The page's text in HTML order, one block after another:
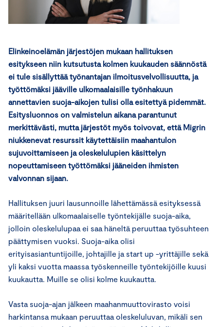
Elinkeinoelämän järjestöjen mukaan hallituksen
esitykseen niin kutsutusta kolmen kuukauden säännöstä
ei tule sisällyttää työnantajan ilmoitusvelvollisuutta, ja
työttömäksi jääville ulkomaalaisille työnhakuun
annettavien suoja-aikojen tulisi olla esitettyä pidemmät.
Esitysluonnos on valmistelun aikana parantunut
merkittävästi, mutta järjestöt myös toivovat, että Migrin
niukkenevat resurssit käytettäisiin maahantulon
sujuvoittamiseen ja oleskelulupien käsittelyn
nopeuttamiseen työttömäksi jääneiden ihmisten
valvonnan sijaan.
Hallituksen juuri lausunnoille lähettämässä esityksessä
määritellään ulkomaalaiselle työntekijälle suoja-aika,
jolloin oleskelulupaa ei saa häneltä peruuttaa työsuhteen
päättymisen vuoksi. Suoja-aika olisi
erityisasiantuntijoille, johtajille ja start up -yrittäjille sekä
yli kaksi vuotta maassa työskenneille työntekijöille kuusi
kuukautta. Muille se olisi kolme kuukautta.
Vasta suoja-ajan jälkeen maahanmuuttovirasto voisi
harkintansa mukaan peruuttaa oleskeluluvan, mikäli sen